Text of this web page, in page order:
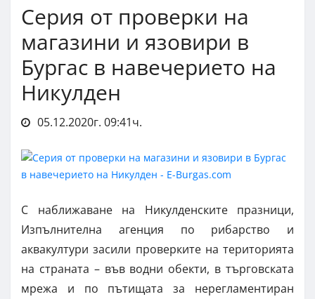
Серия от проверки на
магазини и язовири в
Бургас в навечерието на
Никулден
05.12.2020г. 09:41ч.
С наближаване на Никулденските празници,
Изпълнителна агенция по рибарство и
аквакултури засили проверките на територията
на страната – във водни обекти, в търговската
мрежа и по пътищата за нерегламентиран